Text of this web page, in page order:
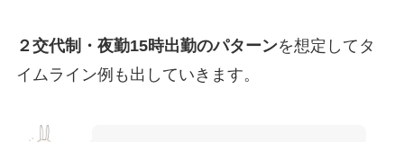
２交代制・夜勤15時出勤のパターンを想定してタ
イムライン例も出していきます。